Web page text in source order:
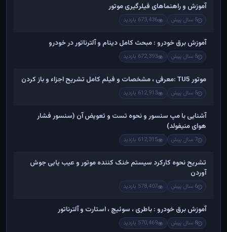
آموزش و راهنماهای فیلرگیری موتور
5 سال پیش 673,436 بازدید
آموزش برق خودرو : مبحث کامل دینام و آلترناتور در خودرو
5 سال پیش 672,393 بازدید
موتور TU5 :معرفی ، مشخصات و فیلم کامل تشریح اجزاء و باز کردن
5 سال پیش 612,913 بازدید
آشنایی با مپ سنسور و نحوه تست و تعویض آن (سنسور فشار
هوای منیفولد)
7 سال پیش 612,315 بازدید
تشریح نحوه کارکرد سیستم خنک کننده موتور و عیب یابی جوش
آوردن
6 سال پیش 578,407 بازدید
آموزش برق خودرو : باطری ، سوئیچ ، استارت و آلترناتور
8 سال پیش 570,469 بازدید